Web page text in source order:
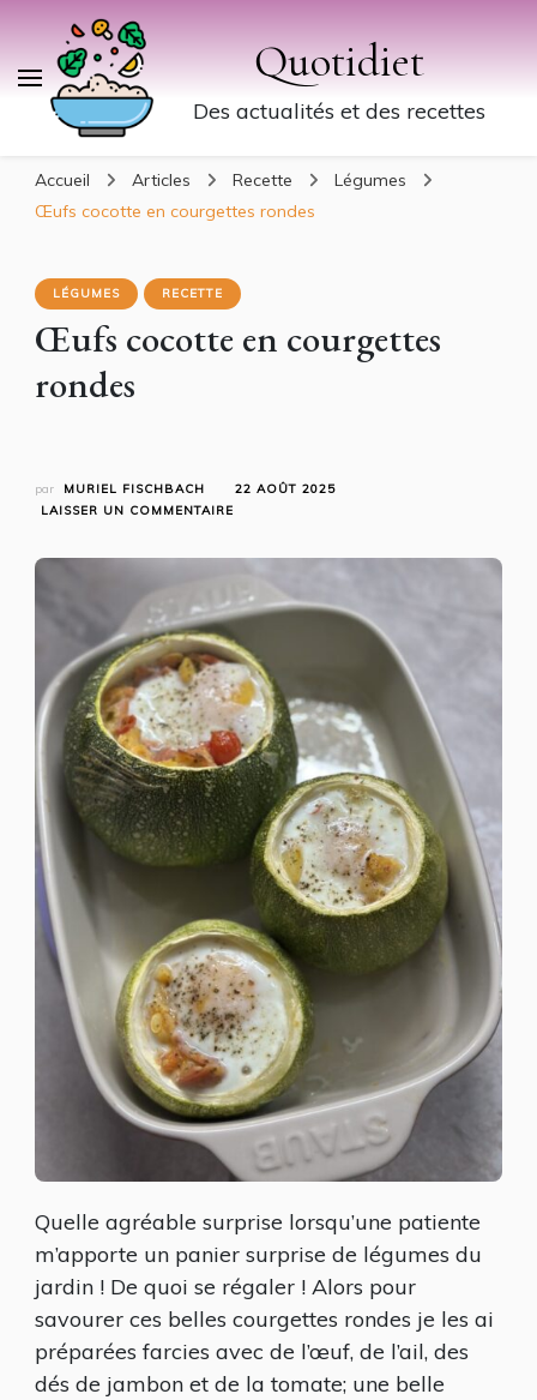
Quotidiet
Des actualités et des recettes
Accueil Articles Recette
Légumes
Œufs cocotte en courgettes rondes
LÉGUMES RECETTE
Œufs cocotte en courgettes
rondes
par MURIEL FISCHBACH
22 AOÛT 2025
LAISSER UN COMMENTAIRE
COURGETTES
RONDES
Quelle agréable surprise lorsqu’une patiente
m’apporte un panier surprise de légumes du
jardin ! De quoi se régaler ! Alors pour
savourer ces belles courgettes rondes je les ai
préparées farcies avec de l’œuf, de l’ail, des
dés de jambon et de la tomate; une belle